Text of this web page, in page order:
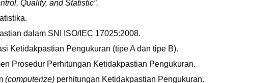
Quality, and Statistic”.
dalam SNI ISO/IEC 17025:2008.
Ketidakpastian Pengukuran (tipe A dan tipe B).
Prosedur Perhitungan Ketidakpastian Pengukuran.
(computerize) perhitungan Ketidakpastian Pengukuran.